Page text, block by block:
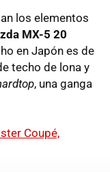
los elementos
MX-5 20
en Japón es de
techo de lona y
, una ganga
Coupé,